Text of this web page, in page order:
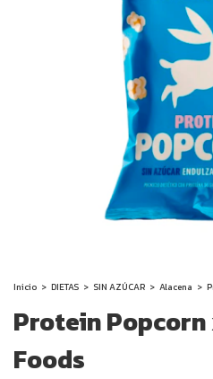
Inicio > DIETAS > SIN AZÚCAR > Alacena >
Protein
Foods